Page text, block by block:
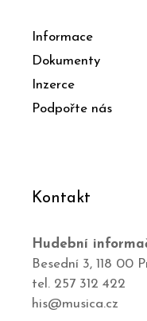
Informace
Dokumenty
Inzerce
Podpořte nás
Kontakt
Hudební
Besední 3, 118 00
tel. 257 312 422
his@musica.cz